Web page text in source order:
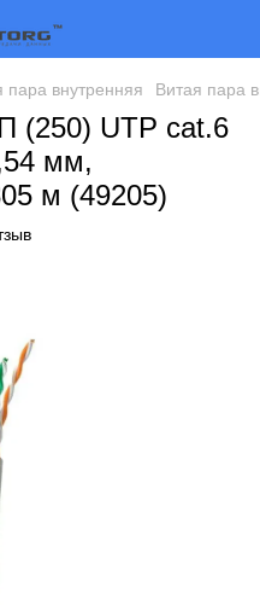
пара внутренняя Витая пара
(250) UTP cat.6
мм,
м (49205)